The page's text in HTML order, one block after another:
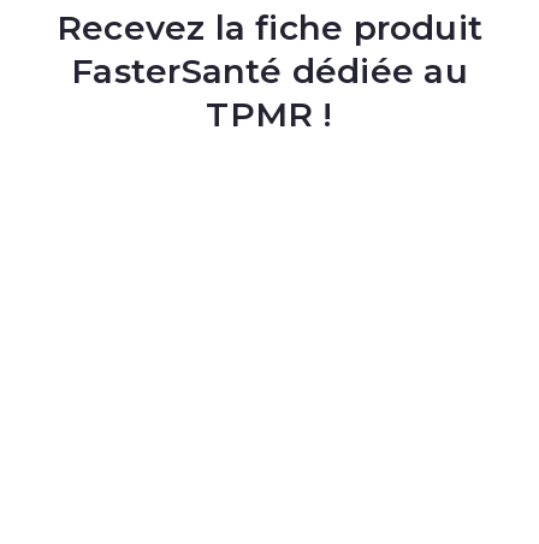
Recevez la fiche produit
FasterSanté dédiée au
TPMR !